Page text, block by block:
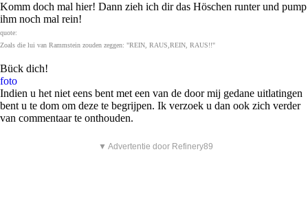
Komm doch mal hier! Dann zieh ich dir das Höschen runter und pump
ihm noch mal rein!
quote:
Zoals die lui van Rammstein zouden zeggen: "REIN, RAUS,REIN, RAUS!!"
Bück dich!
foto
Indien u het niet eens bent met een van de door mij gedane uitlatingen
bent u te dom om deze te begrijpen. Ik verzoek u dan ook zich verder
van commentaar te onthouden.
▼ Advertentie door Refinery89